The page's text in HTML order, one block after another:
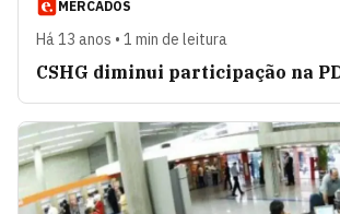
MERCADOS
Há 13 anos • 1 min de leitura
CSHG diminui participação na